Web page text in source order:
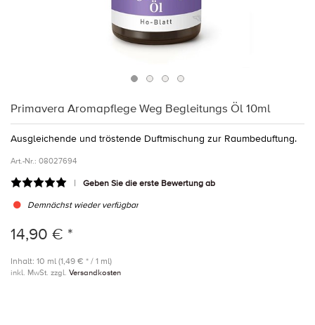
Primavera Aromapflege Weg Begleitungs Öl 10ml
Ausgleichende und tröstende Duftmischung zur Raumbeduftung.
Art.-Nr.: 08027694
Geben Sie die erste Bewertung ab
Demnächst wieder verfügbar
14,90 € *
Inhalt: 10 ml (1,49 € * / 1 ml)
inkl. MwSt. zzgl. Versandkosten